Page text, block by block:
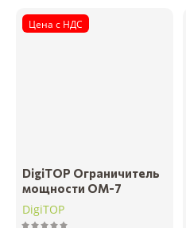
Цена - возрастание
Цена с НДС
DigiTOP Ограничитель
мощности ОМ-7
DigiTOP